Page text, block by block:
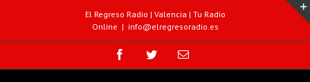
El Regreso Radio | Valencia | Tu Radio
Online | info@elregresoradio.es